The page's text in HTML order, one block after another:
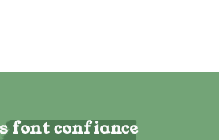
font confiance